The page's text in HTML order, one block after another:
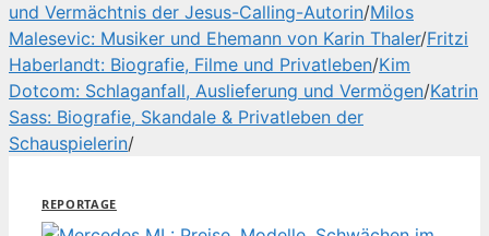
und Vermächtnis der Jesus-Calling-Autorin/Milos
Malesevic: Musiker und Ehemann von Karin Thaler/Fritzi
Haberlandt: Biografie, Filme und Privatleben/Kim
Dotcom: Schlaganfall, Auslieferung und Vermögen/Katrin
Sass: Biografie, Skandale & Privatleben der
Schauspielerin/
REPORTAGE